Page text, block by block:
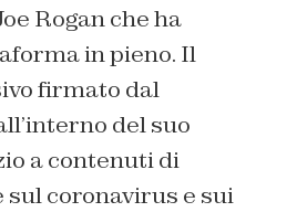
Rogan che ha
in pieno. Il
firmato dal
del suo
a contenuti di
coronavirus e sui